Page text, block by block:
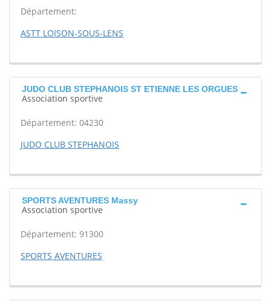
Département:
ASTT LOISON-SOUS-LENS
JUDO CLUB STEPHANOIS ST ETIENNE LES ORGUES
Association sportive
Département: 04230
JUDO CLUB STEPHANOIS
SPORTS AVENTURES Massy
Association sportive
Département: 91300
SPORTS AVENTURES